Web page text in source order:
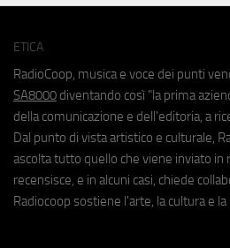
ETICA
RadioCoop, musica e voce dei punti
SA8000 diventando così "la prima
della comunicazione e dell'editoria, a
Dal punto di vista artistico e culturale,
ascolta tutto quello che viene inviato in
recensisce, e in alcuni casi, chiede
Radiocoop sostiene l'arte, la cultura e